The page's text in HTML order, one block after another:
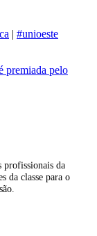
| #unioeste
premiada pelo
profissionais da
da classe para o